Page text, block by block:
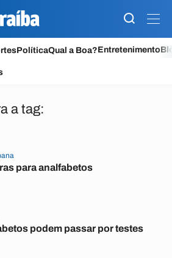
PolíticaQual a Boa?Entretenimento
a tag:
para analfabetos
podem passar por testes